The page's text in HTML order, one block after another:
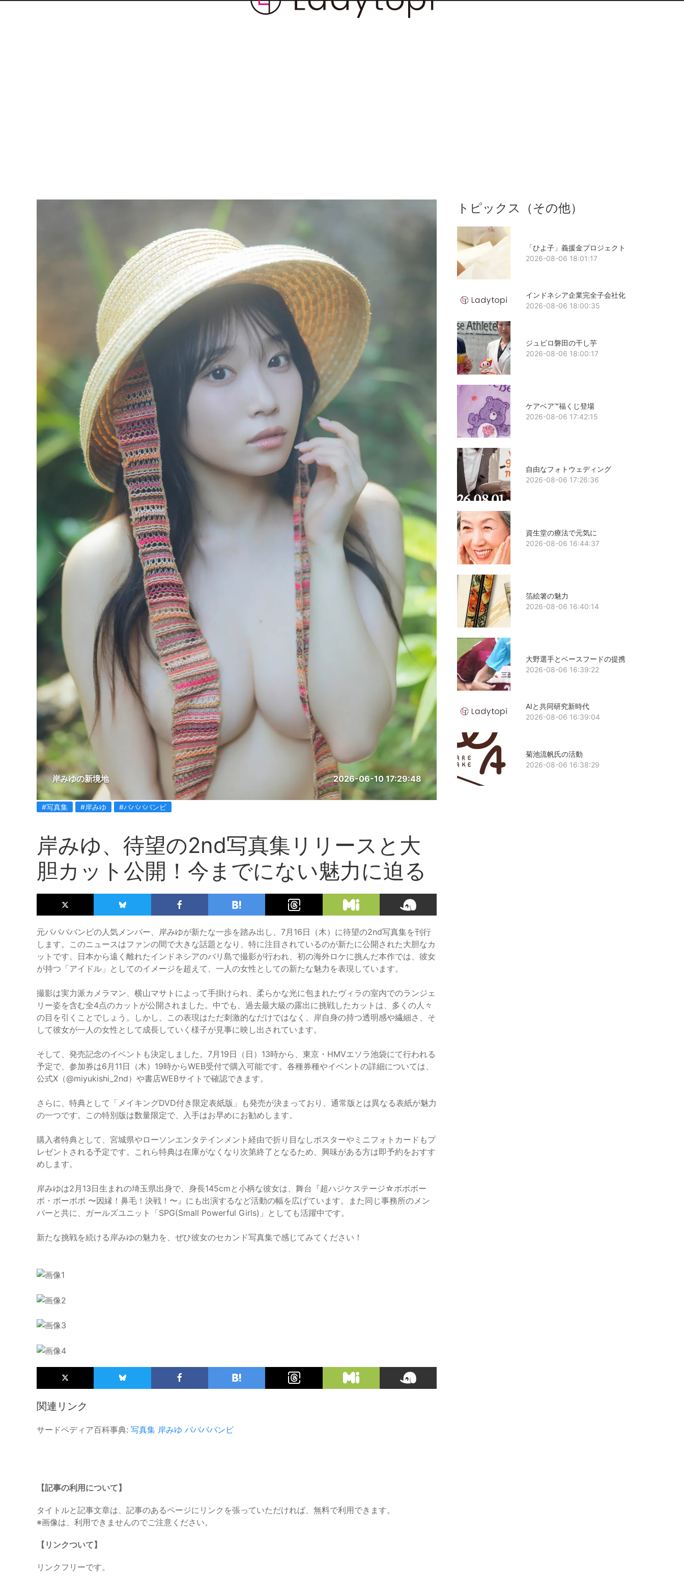
岸みゆの新境地 2026-06-10 17:29:48
#写真集 #岸みゆ #ババババンビ
岸みゆ、待望の2nd写真集リリースと大
胆カット公開！今までにない魅力に迫る
元ババババンビの人気メンバー、岸みゆが新たな一歩を踏み出し、7月16日（木）に待望の2nd写真集を刊行
します。このニュースはファンの間で大きな話題となり、特に注目されているのが新たに公開された大胆なカ
ットです。日本から遠く離れたインドネシアのバリ島で撮影が行われ、初の海外ロケに挑んだ本作では、彼女
が持つ「アイドル」としてのイメージを超えて、一人の女性としての新たな魅力を表現しています。
撮影は実力派カメラマン、横山マサトによって手掛けられ、柔らかな光に包まれたヴィラの室内でのランジェ
リー姿を含む全4点のカットが公開されました。中でも、過去最大級の露出に挑戦したカットは、多くの人々
の目を引くことでしょう。しかし、この表現はただ刺激的なだけではなく、岸自身の持つ透明感や繊細さ、そ
して彼女が一人の女性として成長していく様子が見事に映し出されています。
そして、発売記念のイベントも決定しました。7月19日（日）13時から、東京・HMVエソラ池袋にて行われる
予定で、参加券は6月11日（木）19時からWEB受付で購入可能です。各種券種やイベントの詳細については、
公式X（@miyukishi_2nd）や書店WEBサイトで確認できます。
さらに、特典として「メイキングDVD付き限定表紙版」も発売が決まっており、通常版とは異なる表紙が魅力
の一つです。この特別版は数量限定で、入手はお早めにお勧めします。
購入者特典として、宮城県やローソンエンタテインメント経由で折り目なしポスターやミニフォトカードもプ
レゼントされる予定です。これら特典は在庫がなくなり次第終了となるため、興味がある方は即予約をおすす
めします。
岸みゆは2月13日生まれの埼玉県出身で、身長145cmと小柄な彼女は、舞台『超ハジケステージ☆ボボボー
ボ・ボーボボ 〜因縁！鼻毛！決戦！〜』にも出演するなど活動の幅を広げています。また同じ事務所のメン
バーと共に、ガールズユニット「SPG(Small Powerful Girls)」としても活躍中です。
新たな挑戦を続ける岸みゆの魅力を、ぜひ彼女のセカンド写真集で感じてみてください！
関連リンク
サードペディア百科事典: 写真集 岸みゆ ババババンビ
トピックス（その他）
「ひよ子」義援金プロジェクト
2026-08-06 18:01:17
インドネシア企業完全子会社化
2026-08-06 18:00:35
ジュビロ磐田の干し芋
2026-08-06 18:00:17
ケアベア™福くじ登場
2026-08-06 17:42:15
自由なフォトウェディング
2026-08-06 17:26:36
資生堂の療法で元気に
2026-08-06 16:44:37
箔絵箸の魅力
2026-08-06 16:40:14
大野選手とベースフードの提携
2026-08-06 16:39:22
AIと共同研究新時代
2026-08-06 16:39:04
菊池流帆氏の活動
2026-08-06 16:38:29
【記事の利用について】
タイトルと記事文章は、記事のあるページにリンクを張っていただければ、無料で利用できます。
※画像は、利用できませんのでご注意ください。
【リンクついて】
リンクフリーです。